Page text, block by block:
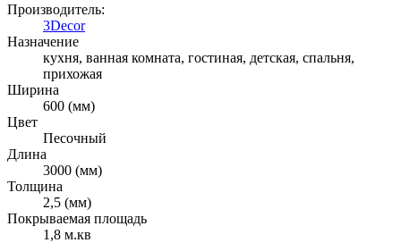
Производитель:
3Decor
Назначение
кухня, ванная комната, гостиная, детская, спальня,
прихожая
Ширина
600 (мм)
Цвет
Песочный
Длина
3000 (мм)
Толщина
2,5 (мм)
Покрываемая площадь
1,8 м.кв